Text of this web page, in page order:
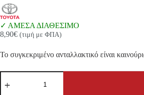
ΑΜΕΣΑ ΔΙΑΘΕΣΙΜΟ
8,90€ (τιμή με ΦΠΑ)
Το συγκεκριμένο ανταλλακτικό είναι
ΒΑΣΗ
ΠΡΟΦΥΛΑΚΤΗΡΑ